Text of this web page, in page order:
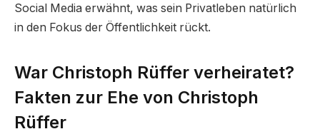
Social Media erwähnt, was sein Privatleben natürlich
in den Fokus der Öffentlichkeit rückt.
War Christoph Rüffer verheiratet?
Fakten zur Ehe von Christoph
Rüffer